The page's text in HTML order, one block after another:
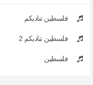
فلسطين تناديكم
فلسطين تناديكم 2
فلسطين